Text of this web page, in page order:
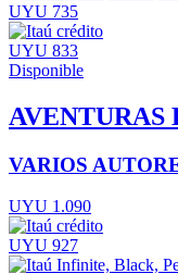
UYU 735
UYU 833
Disponible
AVENTURAS
VARIOS
UYU 1.090
UYU 927